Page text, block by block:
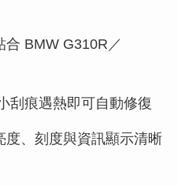
合 BMW G310R／
刮痕遇熱即可自動修復
度、刻度與資訊顯示清晰